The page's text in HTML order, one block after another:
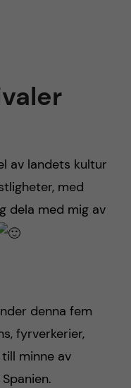
av landets kultur
med
dela med mig av
denna fem
fyrverkerier,
minne av